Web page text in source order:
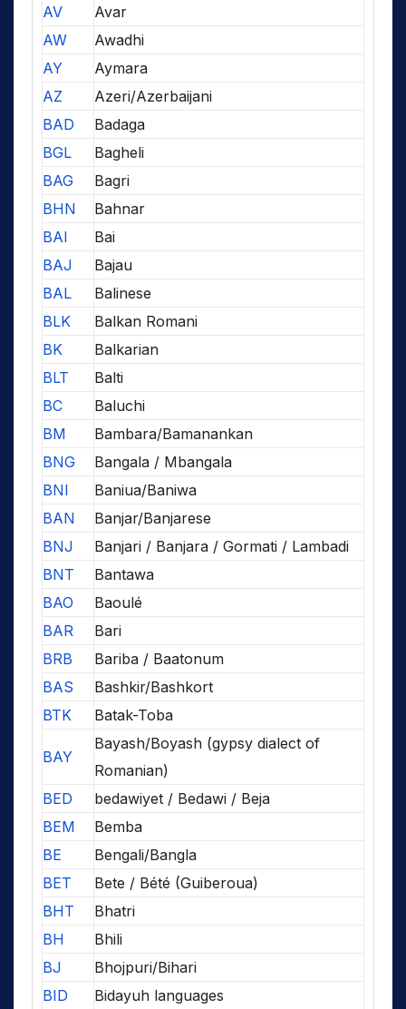
AV
Avar
AW
Awadhi
AY
Aymara
AZ
Azeri/Azerbaijani
BAD
Badaga
BGL
Bagheli
BAG
Bagri
BHN
Bahnar
BAI
Bai
BAJ
Bajau
BAL
Balinese
BLK
Balkan Romani
BK
Balkarian
BLT
Balti
BC
Baluchi
BM
Bambara/Bamanankan
BNG
Bangala / Mbangala
BNI
Baniua/Baniwa
BAN
Banjar/Banjarese
BNJ
Banjari / Banjara / Gormati / Lambadi
BNT
Bantawa
BAO
Baoulé
BAR
Bari
BRB
Bariba / Baatonum
BAS
Bashkir/Bashkort
BTK
Batak-Toba
BAY
Bayash/Boyash (gypsy dialect of
Romanian)
BED
bedawiyet / Bedawi / Beja
BEM
Bemba
BE
Bengali/Bangla
BET
Bete / Bété (Guiberoua)
BHT
Bhatri
BH
Bhili
BJ
Bhojpuri/Bihari
BID
Bidayuh languages